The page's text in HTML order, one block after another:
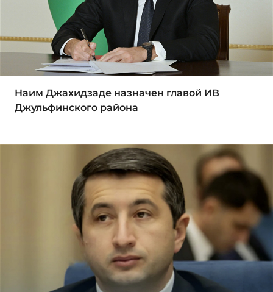
Наим Джахидзаде назначен главой ИВ
Джульфинского района